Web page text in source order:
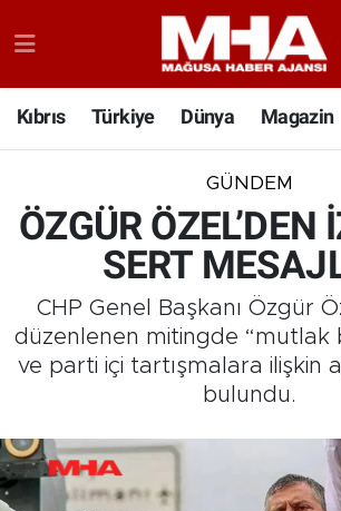
Kıbrıs Türkiye Dünya Magazin
GÜNDEM
ÖZGÜR ÖZEL’DEN
SERT
CHP Genel Başkanı Özgür
düzenlenen mitingde “mutlak
ve parti içi tartışmalara ilişkin
bulundu.